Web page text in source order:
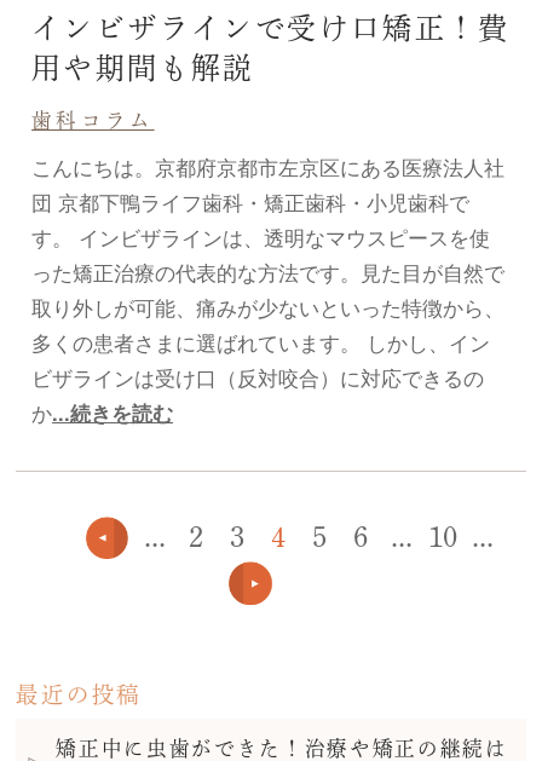
インビザラインで受け口矯正！費
用や期間も解説
歯科コラム
こんにちは。京都府京都市左京区にある医療法人社
団 京都下鴨ライフ歯科・矯正歯科・小児歯科で
す。 インビザラインは、透明なマウスピースを使
った矯正治療の代表的な方法です。見た目が自然で
取り外しが可能、痛みが少ないといった特徴から、
多くの患者さまに選ばれています。 しかし、イン
ビザラインは受け口（反対咬合）に対応できるの
か...続きを読む
... 2 3 4 5 6 ... 10 ...
最近の投稿
矯正中に虫歯ができた！治療や矯正の継続は